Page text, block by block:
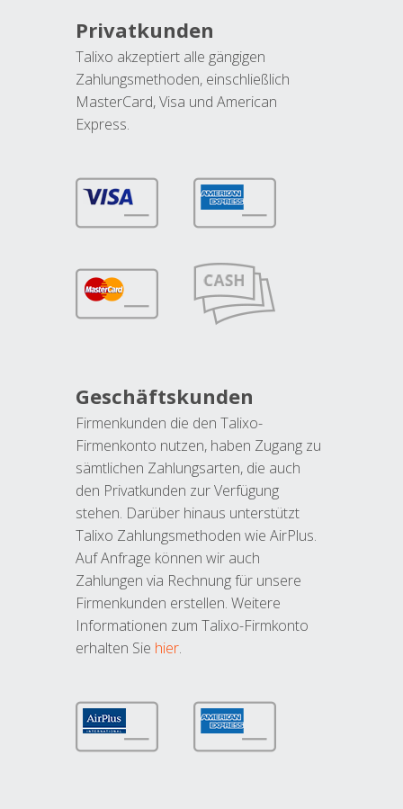
Privatkunden
Talixo akzeptiert alle gängigen
Zahlungsmethoden, einschließlich
MasterCard, Visa und American
Express.
Geschäftskunden
Firmenkunden die den Talixo-
Firmenkonto nutzen, haben Zugang zu
sämtlichen Zahlungsarten, die auch
den Privatkunden zur Verfügung
stehen. Darüber hinaus unterstützt
Talixo Zahlungsmethoden wie AirPlus.
Auf Anfrage können wir auch
Zahlungen via Rechnung für unsere
Firmenkunden erstellen. Weitere
Informationen zum Talixo-Firmkonto
erhalten Sie hier.